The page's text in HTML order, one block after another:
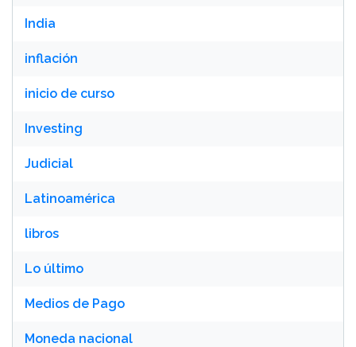
India
inflación
inicio de curso
Investing
Judicial
Latinoamérica
libros
Lo último
Medios de Pago
Moneda nacional